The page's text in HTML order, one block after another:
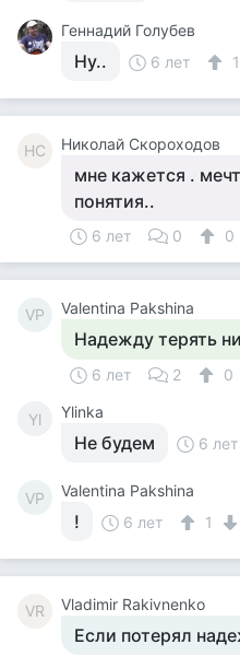
Геннадий Голубев
Ну.. 6 лет 1
НС Николай Скороходов
мне кажется .
понятия..
6 лет 0 0
VP Valentina Pakshina
Надежду терять
6 лет 2 0
Yl Ylinka
Не будем 6 лет
VP Valentina Pakshina
! 6 лет 1
VR Vladimir Rakivnenko
Если потерял